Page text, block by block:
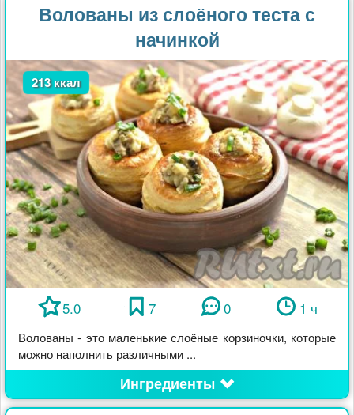
Волованы из слоёного теста с
начинкой
213 ккал
5.0 7 0 1 ч
Волованы - это маленькие слоёные корзиночки, которые
можно наполнить различными ...
Ингредиенты